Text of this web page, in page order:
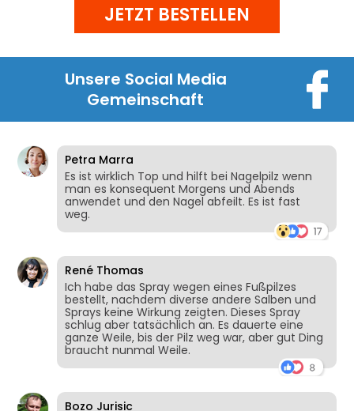
JETZT BESTELLEN
Unsere Social Media
Gemeinschaft
Petra Marra
Es ist wirklich Top und hilft bei Nagelpilz wenn
man es konsequent Morgens und Abends
anwendet und den Nagel abfeilt. Es ist fast
weg.
René Thomas
Ich habe das Spray wegen eines Fußpilzes
bestellt, nachdem diverse andere Salben und
Sprays keine Wirkung zeigten. Dieses Spray
schlug aber tatsächlich an. Es dauerte eine
ganze Weile, bis der Pilz weg war, aber gut Ding
braucht nunmal Weile.
Bozo Jurisic